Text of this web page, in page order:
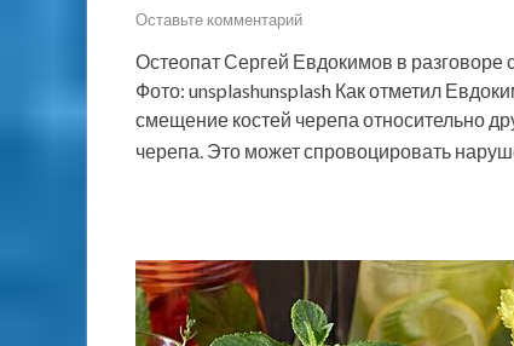
Оставьте комментарий
Остеопат Сергей Евдокимов в разговоре
Фото: unsplashunsplash Как отметил
смещение костей черепа относительно
черепа. Это может спровоцировать